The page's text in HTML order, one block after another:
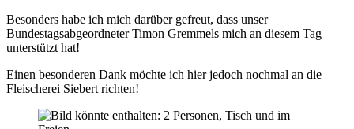
Besonders habe ich mich darüber gefreut, dass unser
Bundestagsabgeordneter Timon Gremmels mich an diesem Tag
unterstützt hat!
Einen besonderen Dank möchte ich hier jedoch nochmal an die
Fleischerei Siebert richten!